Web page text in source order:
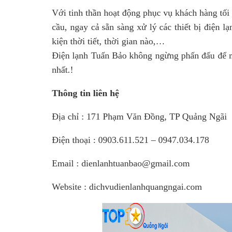
Với tinh thần hoạt động phục vụ khách hàng
cầu, ngay cả sẵn sàng xử lý các thiết bị điện
kiện thời tiết, thời gian nào,…
Điện lạnh Tuấn Bảo không ngừng phấn đấu
nhất.!
Thông tin liên hệ
Địa chỉ : 171 Phạm Văn Đồng, TP Quảng Ngãi
Điện thoại : 0903.611.521 – 0947.034.178
Email : dienlanhtuanbao@gmail.com
Website : dichvudienlanhquangngai.com